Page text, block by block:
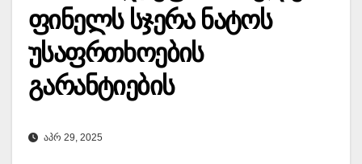
ფინელს სჯერა ნატოს
უსაფრთხოების
გარანტიების
ᲐᲞᲠ 29, 2025